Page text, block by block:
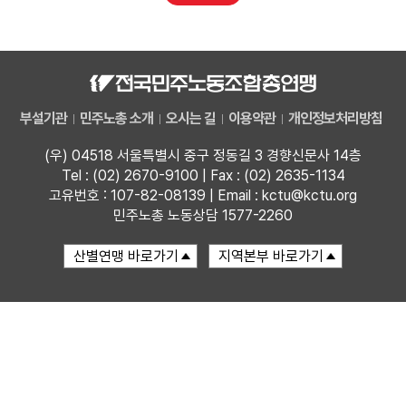
부설기관 민주노총 소개 오시는 길 이용약관 개인정보처리방침
(우) 04518 서울특별시 중구 정동길 3 경향신문사 14층
Tel : (02) 2670-9100 | Fax : (02) 2635-1134
고유번호 : 107-82-08139 | Email : kctu@kctu.org
민주노총 노동상담 1577-2260